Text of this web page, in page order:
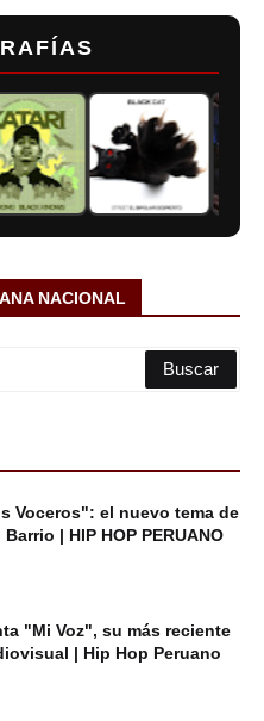
NACIONAL
Voceros": el nuevo tema de
| HIP HOP PERUANO
"Mi Voz", su más reciente
| Hip Hop Peruano